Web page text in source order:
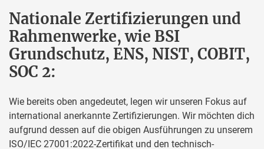
Nationale Zertifizierungen und
Rahmenwerke, wie BSI
Grundschutz, ENS, NIST, COBIT,
SOC 2:
Wie bereits oben angedeutet, legen wir unseren Fokus auf
international anerkannte Zertifizierungen. Wir möchten dich
aufgrund dessen auf die obigen Ausführungen zu unserem
ISO/IEC 27001:2022-Zertifikat und den technisch-